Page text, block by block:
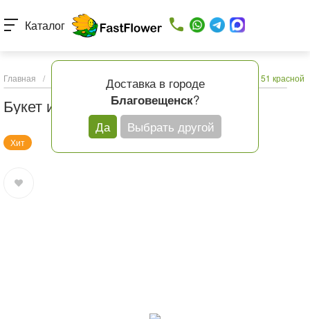
Доставка в городе
Благовещенск?
Да
Выбрать другой
Каталог
Главная / Каталог товаров Букет из 51 красной
Букет из 51 красной розы
Хит